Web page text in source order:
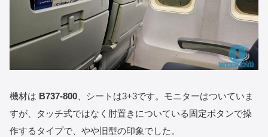
機材は B737-800 、シートは3+3です。モニターはついていま
すが、タッチ式ではなく肘置きについている固定ボタンで操
作するタイプで、やや旧型の印象でした。